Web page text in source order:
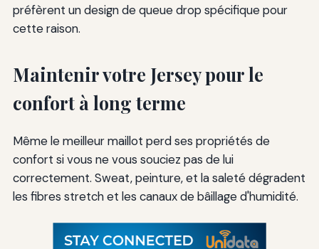
préfèrent un design de queue drop spécifique pour
cette raison.
Maintenir votre Jersey pour le
confort à long terme
Même le meilleur maillot perd ses propriétés de
confort si vous ne vous souciez pas de lui
correctement. Sweat, peinture, et la saleté dégradent
les fibres stretch et les canaux de bâillage d'humidité.